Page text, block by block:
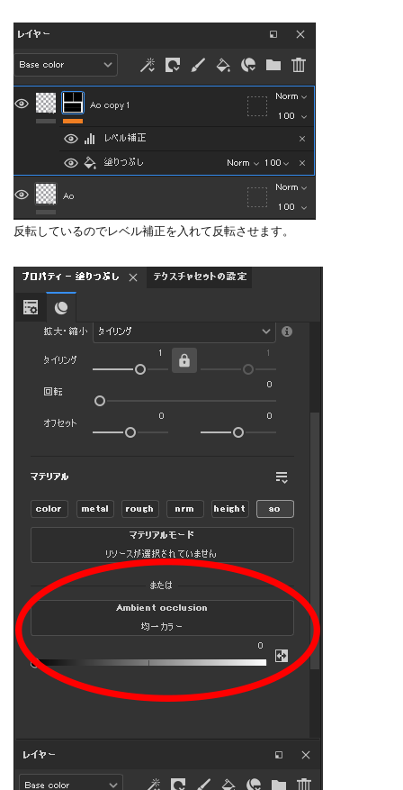
反転しているのでレベル補正を入れて反転させます。